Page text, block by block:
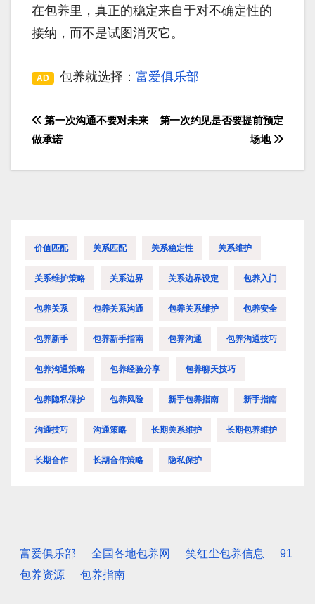
在包养里，真正的稳定来自于对不确定性的
接纳，而不是试图消灭它。
AD 包养就选择： 富爱俱乐部
文
导
第一次约见是否要提前预定
场地
第一次沟通不要对未来
做承诺
价值匹配 关系匹配 关系稳定性 关系维护
关系维护策略 关系边界 关系边界设定 包养入门
包养关系 包养关系沟通 包养关系维护 包养安全
包养新手 包养新手指南 包养沟通 包养沟通技巧
包养沟通策略 包养经验分享 包养聊天技巧
包养隐私保护 包养风险 新手包养指南 新手指南
沟通技巧 沟通策略 长期关系维护 长期包养维护
长期合作 长期合作策略 隐私保护
富爱俱乐部 全国各地包养网 笑红尘包养信息
91
包养资源
包养指南